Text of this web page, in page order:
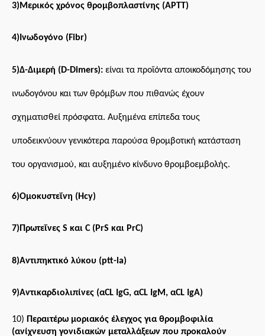
3)Μερικός χρόνος θρομβοπλαστίνης (ΑΡΤΤ)
4)Ινωδογόνο (Fibr)
5)Δ-Διμερή (D-Dimers): είναι τα προϊόντα αποικοδόμησης του
ινωδογόνου και των θρόμβων που πιθανώς έχουν
σχηματισθεί πρόσφατα. Αυξημένα επίπεδα τους
υποδεικνύουν γενικότερα παρούσα θρομβοτική κατάσταση
του οργανισμού, και αυξημένο κίνδυνο θρομβοεμβολής.
6)Ομοκυστεΐνη (Hcy)
7)Πρωτεΐνες S και C (PrS και PrC)
8)Αντιπηκτικό λύκου (ptt-la)
9)Αντικαρδιολιπίνες (αCL IgG, αCL IgM, αCL IgA)
10) Περαιτέρω μοριακός έλεγχος για θρομβοφιλία
(ανίχνευση γονιδιακών μεταλλάξεων που προκαλούν